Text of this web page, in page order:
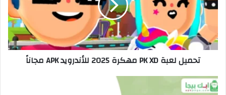
تحميل لعبة PK XD مهكرة 2025 للأندرويد APK مجاناً